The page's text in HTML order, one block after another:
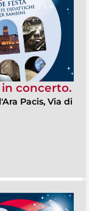
concerto.
Pacis, Via di